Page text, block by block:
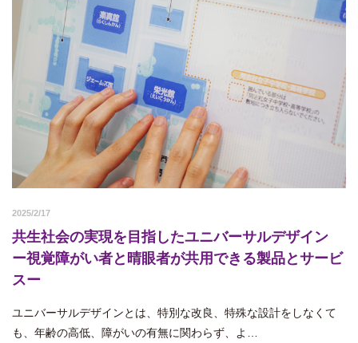
2025/2/17
共生社会の実現を目指したユニバーサルデザイン
ー視覚障がい者と晴眼者が共用できる製品とサービ
スー
ユニバーサルデザインとは、特別な改良、特殊な設計をしなくて
も、年齢の高低、障がいの有無に関わらず、よ…